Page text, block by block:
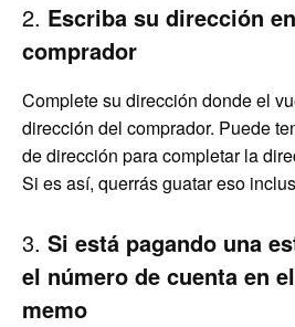
2. Escriba su dirección
comprador
Complete su dirección donde el
dirección del comprador. Puede
de dirección para completar la
Si es así, querrás guatar eso
3. Si está pagando una
el número de cuenta en
memo